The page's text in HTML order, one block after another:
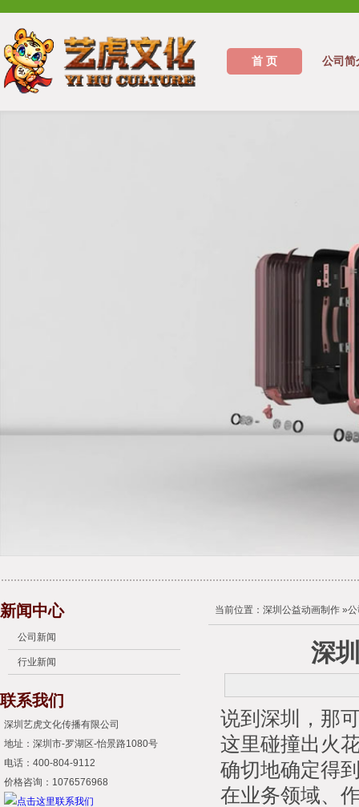
首 页 公司简
新闻中心
公司新闻
行业新闻
联系我们
深圳艺虎文化传播有限公司
地址：深圳市-罗湖区-怡景路1080号
电话：400-804-9112
价格咨询：1076576968
当前位置： 深圳公益动画制作 »
深
说到深圳，那
这里碰撞出火
确切地确定得
在业务领域、